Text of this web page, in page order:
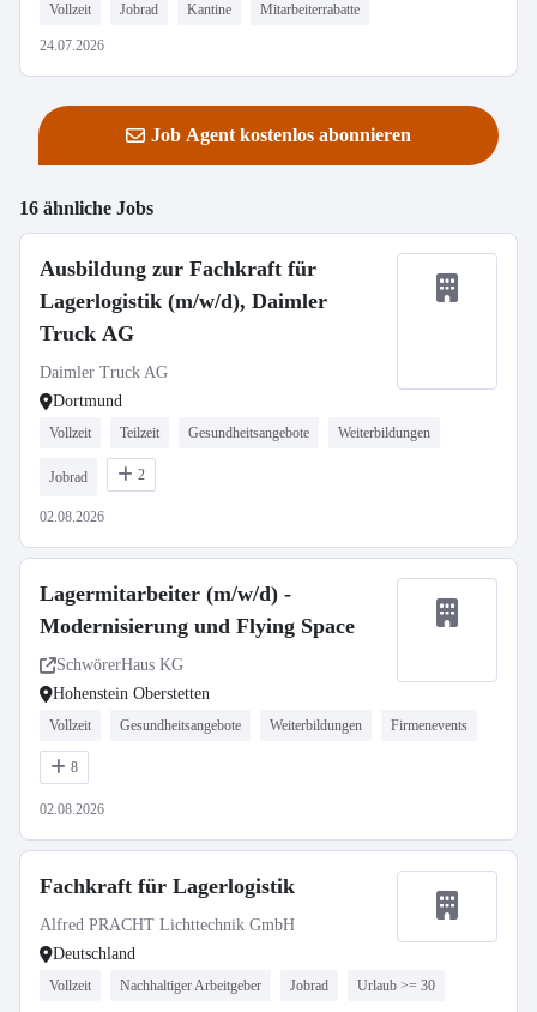
Vollzeit Jobrad Kantine Mitarbeiterrabatte
24.07.2026
Job Agent kostenlos abonnieren
16 ähnliche Jobs
Ausbildung zur Fachkraft für
Lagerlogistik (m/w/d), Daimler
Truck AG
Daimler Truck AG
Dortmund
Vollzeit Teilzeit Gesundheitsangebote Weiterbildungen
Jobrad 2
02.08.2026
Lagermitarbeiter (m/w/d) -
Modernisierung und Flying Space
SchwörerHaus KG
Hohenstein Oberstetten
Vollzeit Gesundheitsangebote Weiterbildungen Firmenevents
8
02.08.2026
Fachkraft für Lagerlogistik
Alfred PRACHT Lichttechnik GmbH
Deutschland
Vollzeit Nachhaltiger Arbeitgeber Jobrad Urlaub >= 30